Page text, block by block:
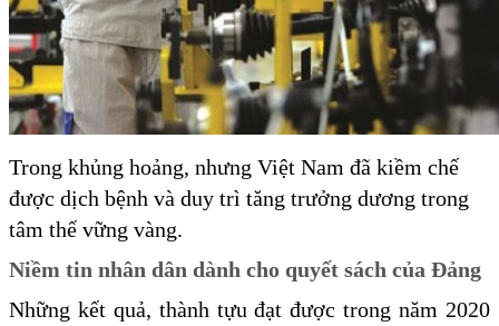
Trong khủng hoảng, nhưng Việt Nam đã kiềm chế
được dịch bệnh và duy trì tăng trưởng dương trong
tâm thế vững vàng.
Niềm tin nhân dân dành cho quyết sách của Đảng
Những kết quả, thành tựu đạt được trong năm 2020